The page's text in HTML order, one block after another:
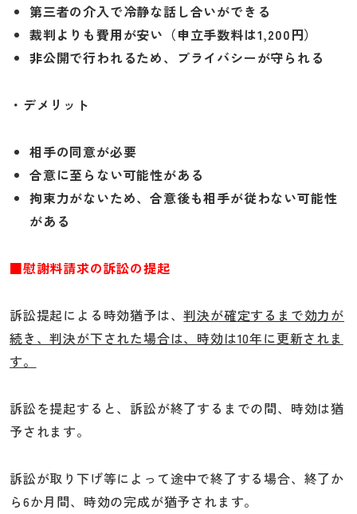
第三者の介入で冷静な話し合いができる
裁判よりも費用が安い（申立手数料は1,200円）
非公開で行われるため、プライバシーが守られる
・デメリット
相手の同意が必要
合意に至らない可能性がある
拘束力がないため、合意後も相手が従わない可能性
がある
■慰謝料請求の訴訟の提起
訴訟提起による時効猶予は、判決が確定するまで効力が
続き、判決が下された場合は、時効は10年に更新されま
す。
訴訟を提起すると、訴訟が終了するまでの間、時効は猶
予されます。
訴訟が取り下げ等によって途中で終了する場合、終了か
ら6か月間、時効の完成が猶予されます。